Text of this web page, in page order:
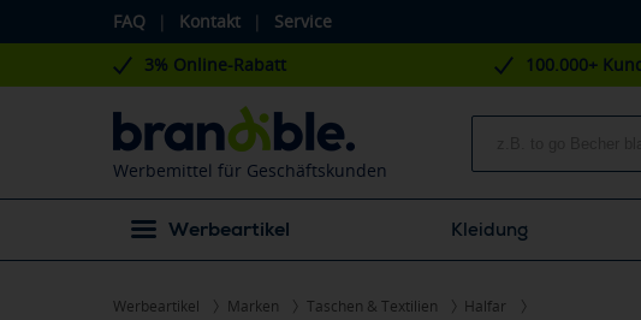
FAQ | Kontakt | Service
3% Online-Rabatt 100.000+
Werbemittel für Geschäftskunden
Werbeartikel Kleidung
Werbeartikel Marken Taschen & Textilien Halfar